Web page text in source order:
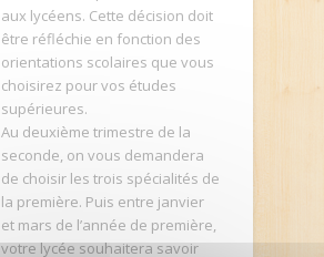
aux lycéens. Cette décision doit
être réfléchie en fonction des
orientations scolaires que vous
choisirez pour vos études
supérieures.
Au deuxième trimestre de la
seconde, on vous demandera
de choisir les trois spécialités de
la première. Puis entre janvier
et mars de l’année de première,
votre lycée souhaitera savoir